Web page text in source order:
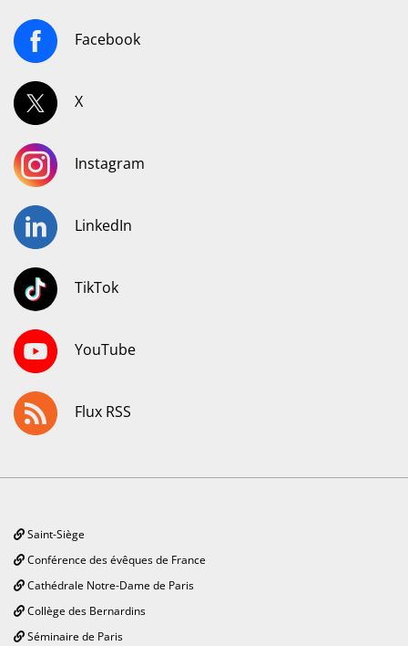
Facebook
X
Instagram
LinkedIn
TikTok
YouTube
Flux RSS
Saint-Siège
Conférence des évêques de France
Cathédrale Notre-Dame de Paris
Collège des Bernardins
Séminaire de Paris